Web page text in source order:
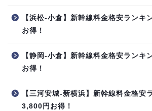
【浜松-小倉】新幹線料金格安ラン
お得！
【静岡-小倉】新幹線料金格安ラン
お得！
【三河安城-新横浜】新幹線料金格安
3,800円お得！